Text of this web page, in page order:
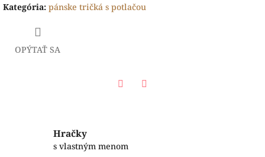
Kategória: pánske tričká s potlačou
OPÝTAŤ SA
Hračky
s vlastným menom